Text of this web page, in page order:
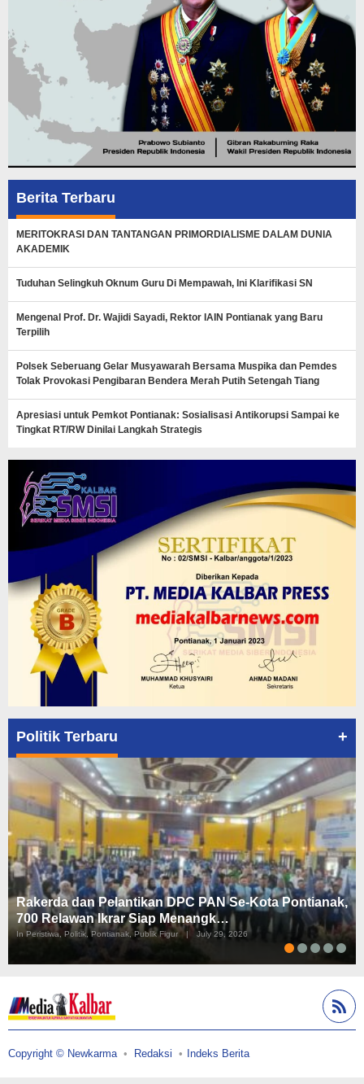
Berita Terbaru
MERITOKRASI DAN TANTANGAN PRIMORDIALISME DALAM DUNIA
AKADEMIK
Tuduhan Selingkuh Oknum Guru Di Mempawah, Ini Klarifikasi SN
Mengenal Prof. Dr. Wajidi Sayadi, Rektor IAIN Pontianak yang Baru
Terpilih
Polsek Seberuang Gelar Musyawarah Bersama Muspika dan Pemdes
Tolak Provokasi Pengibaran Bendera Merah Putih Setengah Tiang
Apresiasi untuk Pemkot Pontianak: Sosialisasi Antikorupsi Sampai ke
Tingkat RT/RW Dinilai Langkah Strategis
Politik Terbaru +
Rakerda dan Pelantikan DPC PAN Se-Kota Pontianak,
700 Relawan Ikrar Siap Menangk…
In Peristiwa, Politik, Pontianak, Publik Figur | July 29, 2026
Copyright © Newkarma Redaksi Indeks Berita